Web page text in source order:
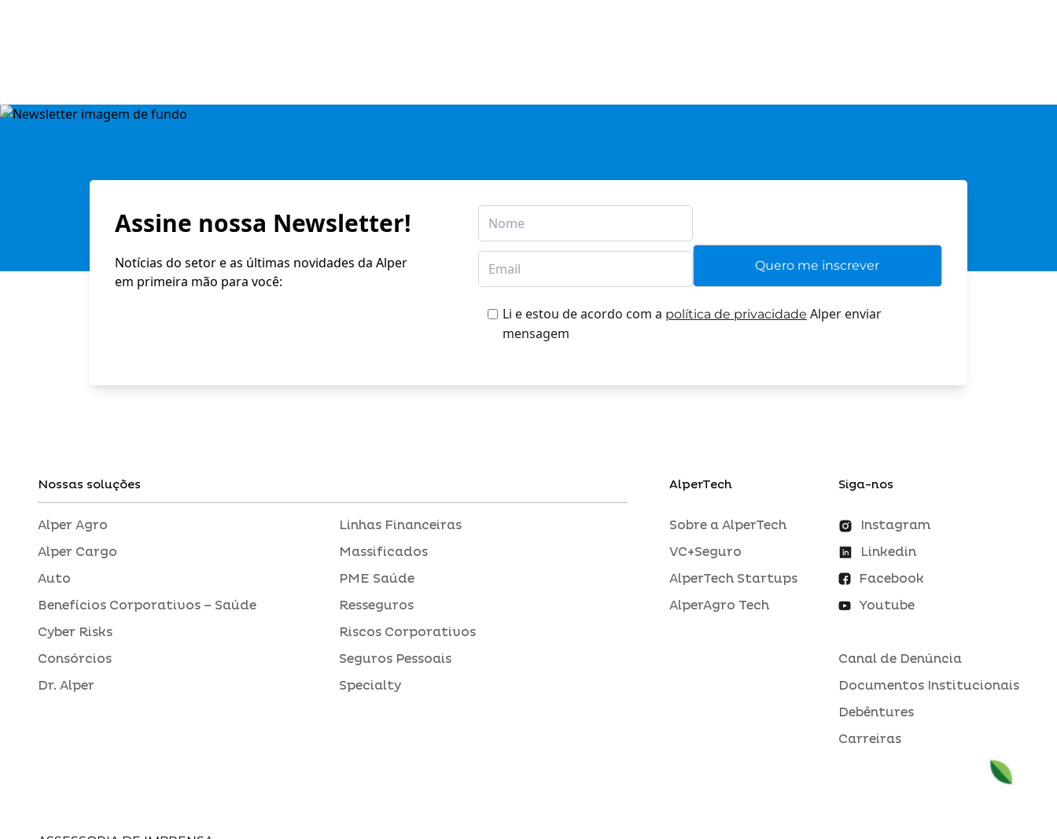
Assine nossa Newsletter!
Notícias do setor e as últimas novidades da Alper
em primeira mão para você:
Li e estou de acordo com a política de privacidade Alper enviar
mensagem
Nossas soluções
Alper Agro
Alper Cargo
Auto
Benefícios Corporativos – Saúde
Cyber Risks
Consórcios
Dr. Alper
Linhas Financeiras
Massificados
PME Saúde
Resseguros
Riscos Corporativos
Seguros Pessoais
Specialty
AlperTech
Sobre a AlperTech
VC+Seguro
AlperTech Startups
AlperAgro Tech
Siga-nos
Instagram
Linkedin
Facebook
Youtube
Canal de Denúncia
Documentos Institucionais
Debêntures
Carreiras